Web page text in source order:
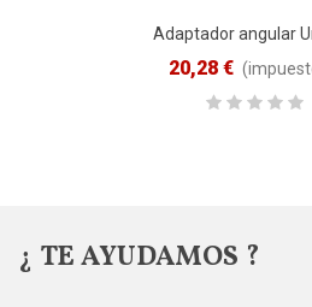
Adaptador angular
20,28 €
¿ TE AYUDAMOS ?